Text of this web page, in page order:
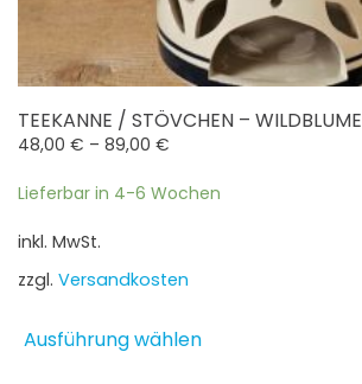
TEEKANNE / STÖVCHEN – WILDBLUME
48,00 € – 89,00 €
Lieferbar in 4-6 Wochen
inkl. MwSt.
zzgl. Versandkosten
Ausführung wählen